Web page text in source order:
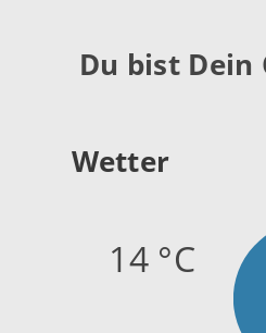
Du bist Dein
Wetter
14 °C